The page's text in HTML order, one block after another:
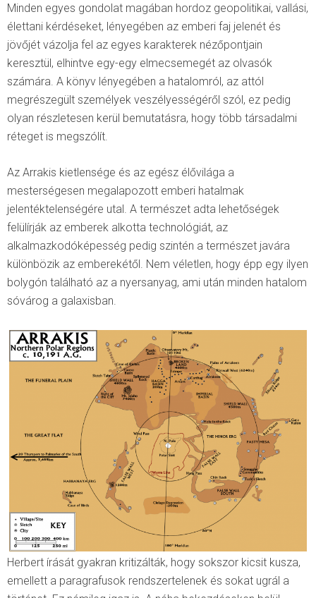
Minden egyes gondolat magában hordoz geopolitikai, vallási,
élettani kérdéseket, lényegében az emberi faj jelenét és
jövőjét vázolja fel az egyes karakterek nézőpontjain
keresztül, elhintve egy-egy elmecsemegét az olvasók
számára. A könyv lényegében a hatalomról, az attól
megrészegült személyek veszélyességéről szól, ez pedig
olyan részletesen kerül bemutatásra, hogy több társadalmi
réteget is megszólít.
Az Arrakis kietlensége és az egész élővilága a
mesterségesen megalapozott emberi hatalmak
jelentéktelenségére utal. A természet adta lehetőségek
felülírják az emberek alkotta technológiát, az
alkalmazkodóképesség pedig szintén a természet javára
különbözik az emberekétől. Nem véletlen, hogy épp egy ilyen
bolygón található az a nyersanyag, ami után minden hatalom
sóvárog a galaxisban.
Herbert írását gyakran kritizálták, hogy sokszor kicsit kusza,
emellett a paragrafusok rendszertelenek és sokat ugrál a